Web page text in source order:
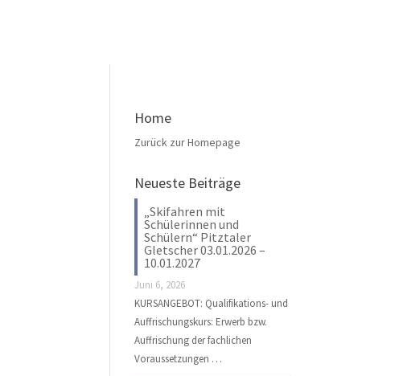
Home
Zurück zur Homepage
Neueste Beiträge
„Skifahren mit
Schülerinnen und
Schülern“ Pitztaler
Gletscher 03.01.2026 –
10.01.2027
Juni 6, 2026
KURSANGEBOT: Qualifikations- und
Auffrischungskurs: Erwerb bzw.
Auffrischung der fachlichen
Voraussetzungen …